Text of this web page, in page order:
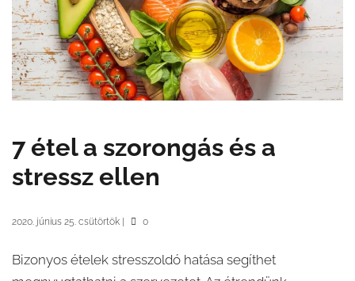
7 étel a szorongás és a
stressz ellen
2020. június 25. csütörtök 0
Bizonyos ételek stresszoldó hatása segíthet